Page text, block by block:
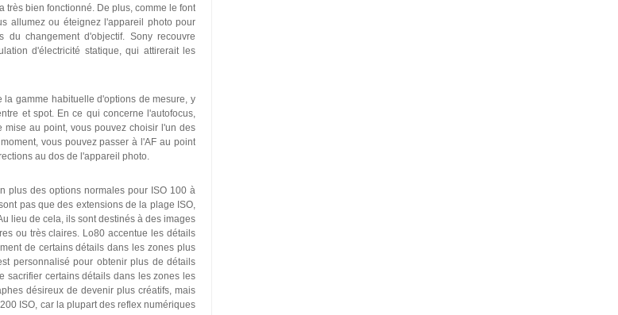
très bien fonctionné. De plus, comme le font
allumez ou éteignez l'appareil photo pour
changement d'objectif. Sony recouvre
d'électricité statique, qui attirerait les
gamme habituelle d'options de mesure, y
et spot. En ce qui concerne l'autofocus,
au point, vous pouvez choisir l'un des
vous pouvez passer à l'AF au point
au dos de l'appareil photo.
plus des options normales pour ISO 100 à
pas que des extensions de la plage ISO,
lieu de cela, ils sont destinés à des images
ou très claires. Lo80 accentue les détails
de certains détails dans les zones plus
personnalisé pour obtenir plus de détails
sacrifier certains détails dans les zones les
désireux de devenir plus créatifs, mais
ISO, car la plupart des reflex numériques